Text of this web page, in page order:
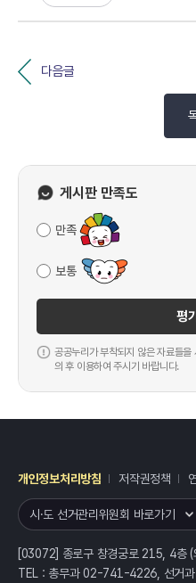
다음글
게시판 만족도
만족
보통
평
공공누리가 부착되지 않은 자료들
의 후 이용하여 주시기 바랍니다.
개인정보처리방침 저작권정책
시·도 선거관리위원회 바로가기
[03072] 종로구 창경궁로 215, 4층
TEL : 총무과 02-741-4226, 선거